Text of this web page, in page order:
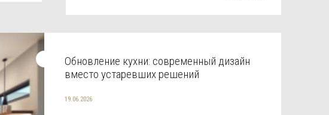
Обновление кухни: современный дизайн
вместо устаревших решений
19.06.2026